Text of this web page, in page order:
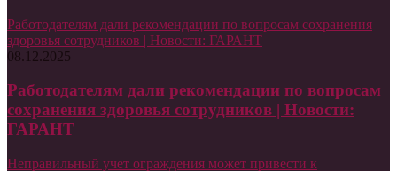
Работодателям дали рекомендации по вопросам сохранения
здоровья сотрудников | Новости: ГАРАНТ
08.12.2025
Работодателям дали рекомендации по вопросам
сохранения здоровья сотрудников | Новости:
ГАРАНТ
Неправильный учет ограждения может привести к